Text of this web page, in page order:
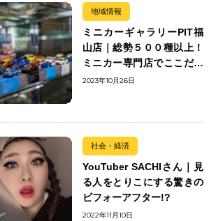
地域情報
ミニカーギャラリーPIT福
山店｜総勢５００種以上！
ミニカー専門店でここだけ
の出会いを楽しもう
2023年10月26日
社会・経済
YouTuber SACHIさん｜見
る人をとりこにする驚きの
ビフォーアフター!?
2022年11月10日